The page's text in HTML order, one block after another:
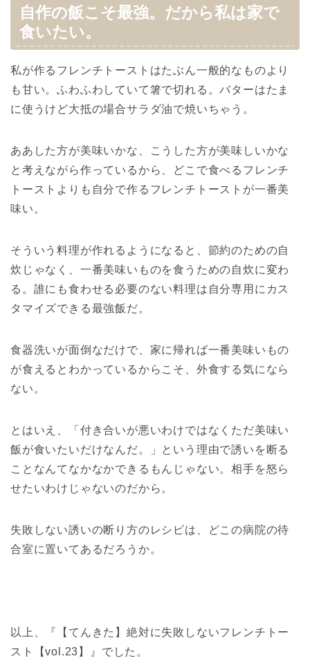
自作の飯こそ最強。だから私は家で
食いたい。
私が作るフレンチトーストはたぶん一般的なものより
も甘い。ふわふわしていて箸で切れる。バターはたま
に使うけど大抵の場合サラダ油で焼いちゃう。
ああした方が美味いかな、こうした方が美味しいかな
と考えながら作っているから、どこで食べるフレンチ
トーストよりも自分で作るフレンチトーストが一番美
味い。
そういう料理が作れるようになると、節約のための自
炊じゃなく、一番美味いものを食うための自炊に変わ
る。誰にも食わせる必要のない料理は自分専用にカス
タマイズできる最強飯だ。
食器洗いが面倒なだけで、家に帰れば一番美味いもの
が食えるとわかっているからこそ、外食する気になら
ない。
とはいえ、「付き合いが悪いわけではなくただ美味い
飯が食いたいだけなんだ。」という理由で誘いを断る
ことなんてなかなかできるもんじゃない。相手を怒ら
せたいわけじゃないのだから。
失敗しない誘いの断り方のレシピは、どこの病院の待
合室に置いてあるだろうか。
以上、『【てんきた】絶対に失敗しないフレンチトー
スト【vol.23】』でした。